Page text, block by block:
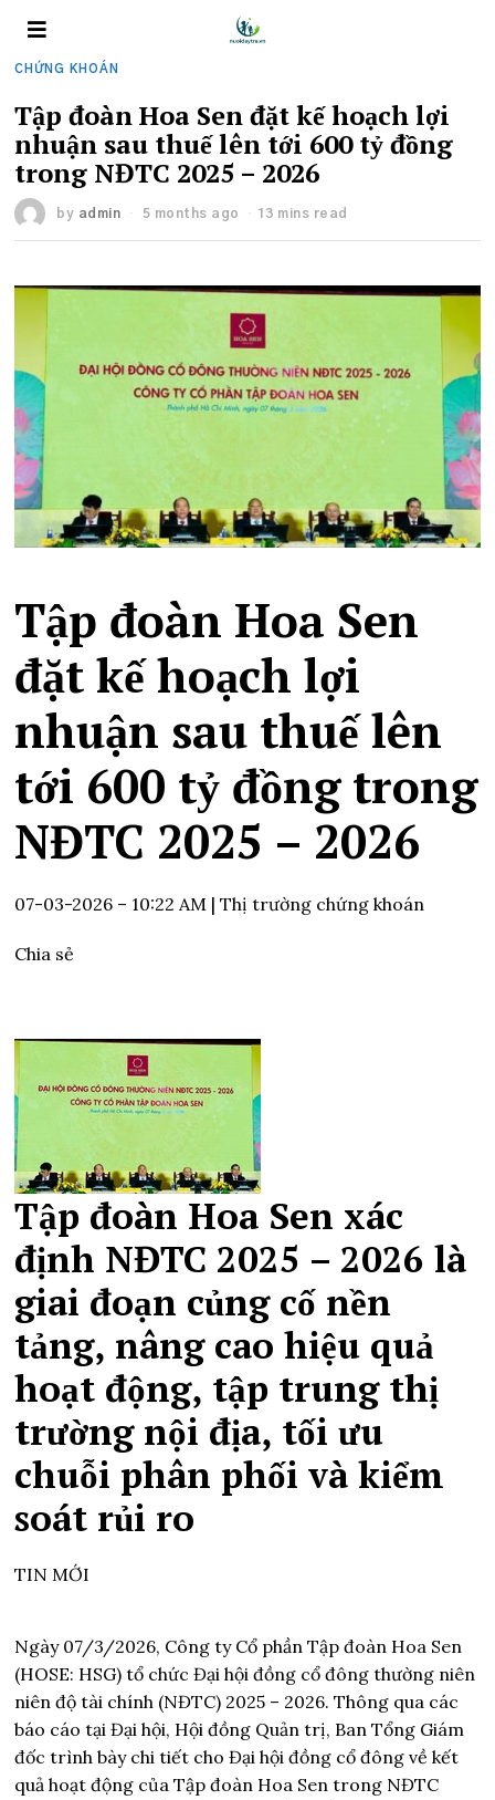
CHỨNG KHOÁN
Tập đoàn Hoa Sen đặt kế hoạch lợi
nhuận sau thuế lên tới 600 tỷ đồng
trong NĐTC 2025 – 2026
by admin 5 months ago 13 mins read
Tập đoàn Hoa Sen
đặt kế hoạch lợi
nhuận sau thuế lên
tới 600 tỷ đồng trong
NĐTC 2025 – 2026
07-03-2026 – 10:22 AM | Thị trường chứng khoán
Chia sẻ
Tập đoàn Hoa Sen xác
định NĐTC 2025 – 2026 là
giai đoạn củng cố nền
tảng, nâng cao hiệu quả
hoạt động, tập trung thị
trường nội địa, tối ưu
chuỗi phân phối và kiểm
soát rủi ro
TIN MỚI
Ngày 07/3/2026, Công ty Cổ phần Tập đoàn Hoa Sen
(HOSE: HSG) tổ chức Đại hội đồng cổ đông thường niên
niên độ tài chính (NĐTC) 2025 – 2026. Thông qua các
báo cáo tại Đại hội, Hội đồng Quản trị, Ban Tổng Giám
đốc trình bày chi tiết cho Đại hội đồng cổ đông về kết
quả hoạt động của Tập đoàn Hoa Sen trong NĐTC